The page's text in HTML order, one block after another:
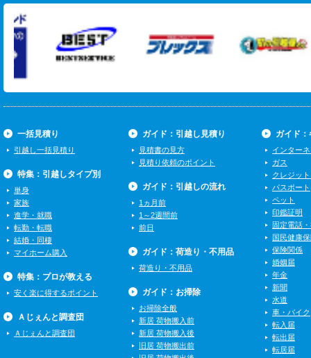
一括見積り
引越し一括見積り
特集：引越しタイプ別
単身
家族
進学・就職
転勤・転職
結婚・同棲
マイホーム購入
特集：プロが教える
安く楽に得するポイント
Ａじぇんと調査団
Ａじぇんと調査団
ガイド：引越し見積り
見積書の見方
見積り依頼のポイント
ガイド：引越しの流れ
1ヵ月前
1～2週間前
前日
ガイド：荷造り・不用品
荷造り・不用品
ガイド：お掃除
お掃除全般
新居 荷物搬入前
新居 荷物搬入後
旧居 荷物搬出前
ガイド
インター
ガス
クレジッ
パスポート
ペット
印鑑証明
固定電話
国民健康
保険関係
婚姻届
年金
新聞
水道
車・バイク
転入届
転出届
転居届